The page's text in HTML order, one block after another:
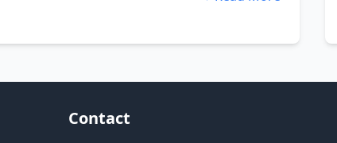
Contact